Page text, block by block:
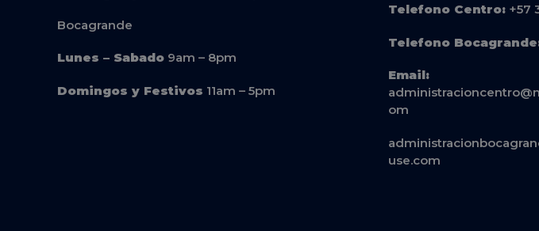
Bocagrande
Lunes – Sabado 9am – 8pm
Domingos y Festivos 11am – 5pm
Telefono Centro:+57
Telefono
Email:
om
use.com